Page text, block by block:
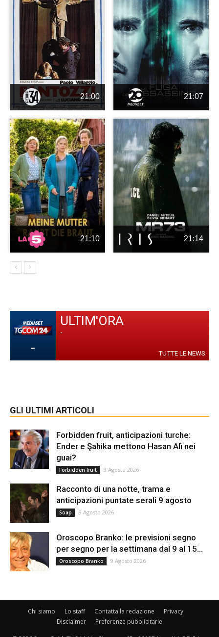
21:00 21:07
21:10 21:14
-
ULTIM'ORA
-
TUTTE LE NEWS
GLI ULTIMI ARTICOLI
Forbidden fruit, anticipazioni turche:
Ender e Şahika mettono Hasan Alì nei
guai?
Forbidden fruit 9 Agosto 2026
Racconto di una notte, trama e
anticipazioni puntate serali 9 agosto
Soap 9 Agosto 2026
Oroscopo Branko: le previsioni segno
per segno per la settimana dal 9 al 15...
Oroscopo Branko 9 Agosto 2026
Chi siamo Lo staff Contatta la redazione
Privacy
Disclaimer
Preferenze pubblicitarie